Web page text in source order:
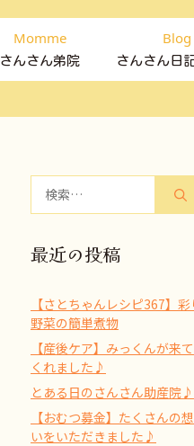
Momme
さんさん弟院
Blog
さんさん日
最近の投稿
【さとちゃんレシピ367】彩
野菜の簡単煮物
【産後ケア】みっくんが来て
くれました♪
とある日のさんさん助産院♪
【おむつ募金】たくさんの想
いをいただきました♪